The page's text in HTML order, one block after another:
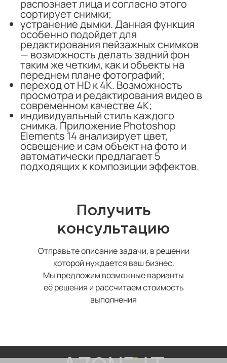
распознает лица и согласно этого
сортирует снимки;
устранение дымки. Данная функция
особенно подойдет для
редактирования пейзажных снимков
— возможность делать задний фон
таким же четким, как и объекты на
переднем плане фотографий;
переход от HD к 4K. Возможность
просмотра и редактирования видео в
современном качестве 4К;
индивидуальный стиль каждого
снимка. Приложение Photoshop
Elements 14 анализирует цвет,
освещение и сам объект на фото и
автоматически предлагает 5
подходящих к композиции эффектов.
Получить
консультацию
Отправьте описание задачи, в решении
которой нуждается ваш бизнес.
Мы предложим возможные варианты
её решения и рассчитаем стоимость
выполнения